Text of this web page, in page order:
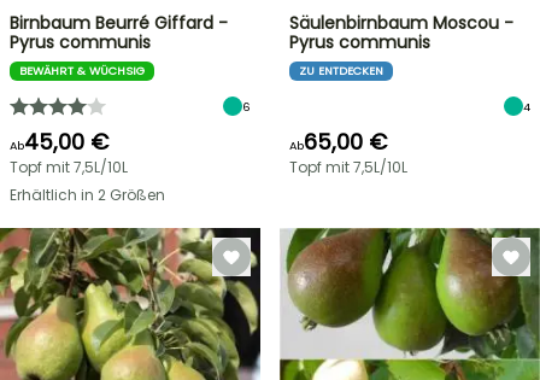
Birnbaum Beurré Giffard -
Pyrus communis
BEWÄHRT & WÜCHSIG
6
Ab45,00 €
Topf mit 7,5L/10L
Erhältlich in 2 Größen
Säulenbirnbaum Moscou -
Pyrus communis
ZU ENTDECKEN
4
Ab65,00 €
Topf mit 7,5L/10L